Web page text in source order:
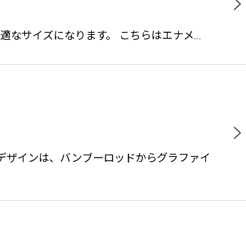
なサイズになります。 こちらはエナメ…
ザインは、バンブーロッドからグラファイ